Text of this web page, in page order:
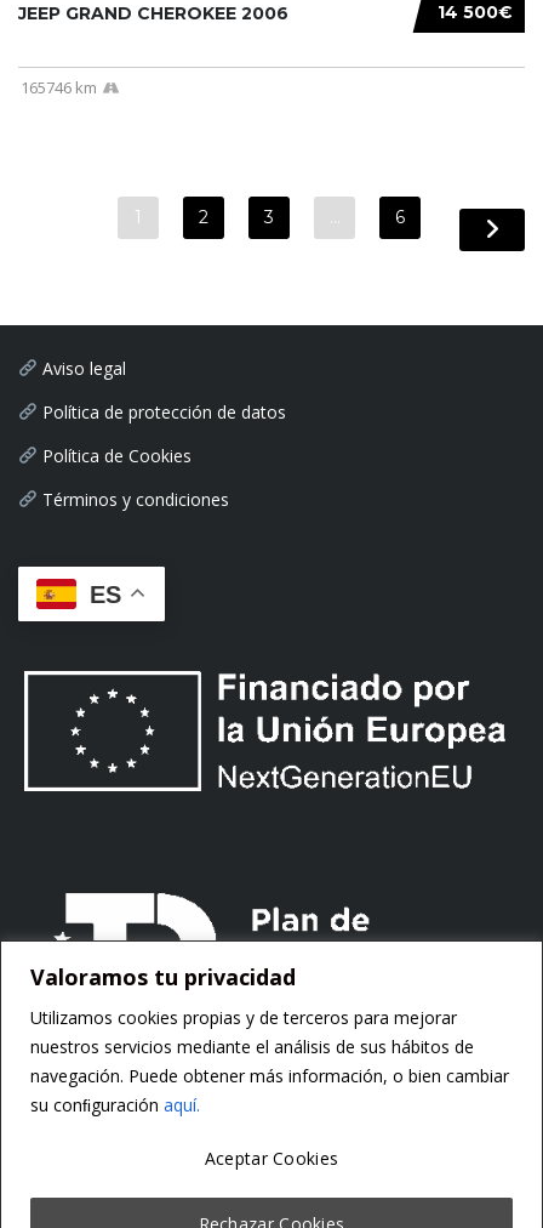
Valoramos tu privacidad
Utilizamos cookies propias y de terceros para mejorar
nuestros servicios mediante el análisis de sus hábitos de
navegación. Puede obtener más información, o bien cambiar
su conﬁguración aquí.
Rechazar Cookies
Aceptar Cookies
14 500€
JEEP GRAND CHEROKEE 2006
165746 km
1 2 3 … 6
Aviso legal
Política de protección de datos
Política de Cookies
Términos y condiciones
ES